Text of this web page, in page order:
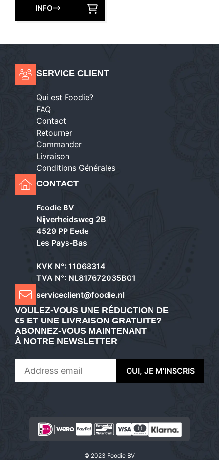
INFO
SERVICE CLIENT
Qui est Foodie?
FAQ
Contact
Retourner
Commander
Livraison
Conditions Générales
CONTACT
Foodie BV
Nijverheidsweg 2B
4529 PP Eede
Les Pays-Bas
KVK N°: 11068314
TVA N°: NL817672035B01
serviceclient@foodie.nl
VOULEZ-VOUS UNE RÉDUCTION DE
€5 ET UNE LIVRAISON GRATUITE?
ABONNEZ-VOUS MAINTENANT
À NOTRE NEWSLETTER
© 2023 Foodie BV
AJOUTER AU PANIER